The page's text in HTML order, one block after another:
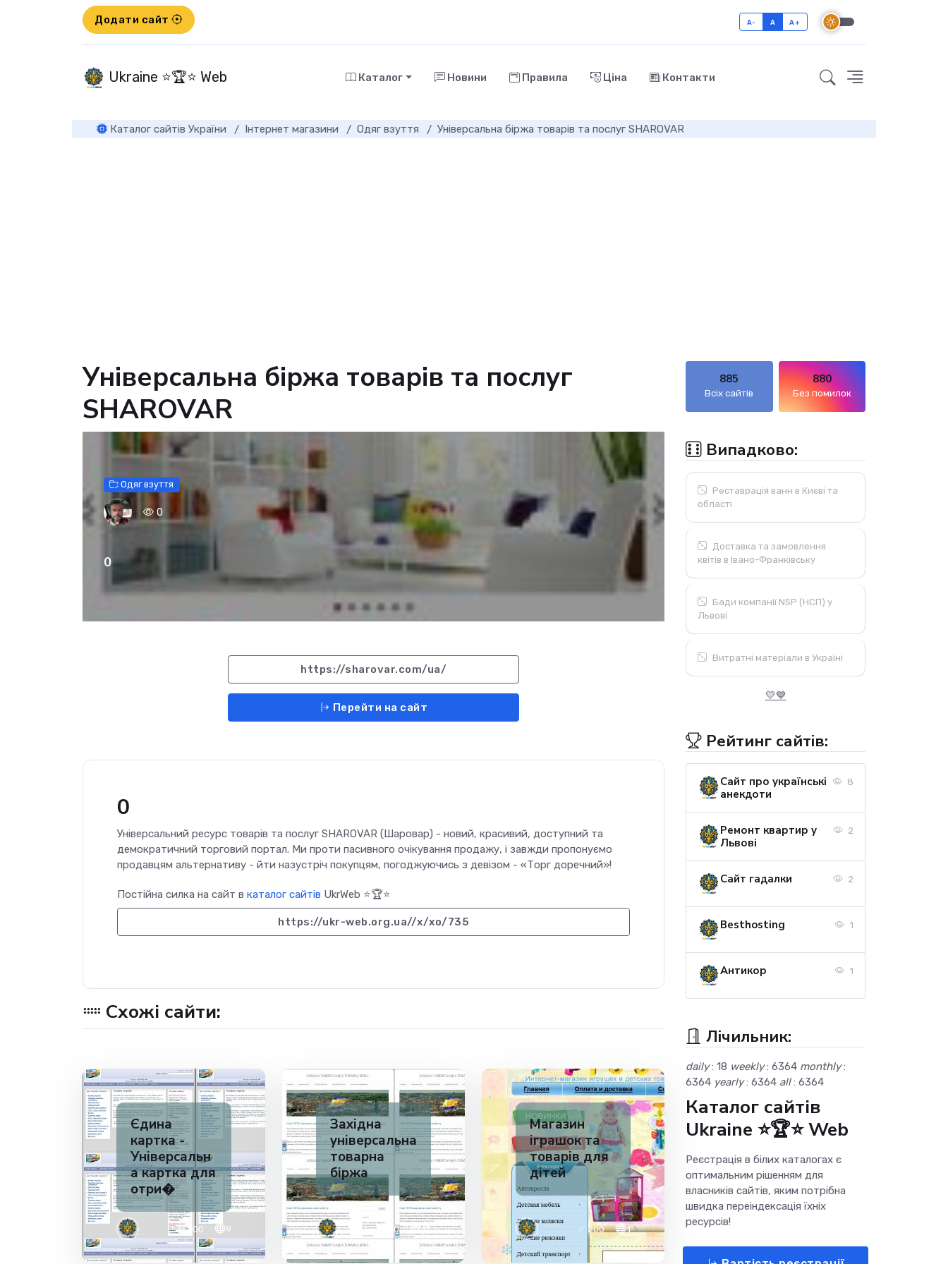
Додати сайт A- A A+
Ukraine ⭐🏆⭐ Web Каталог Новини Правила Ціна Контакти
Каталог сайтів України Інтернет магазини Одяг взуття Універсальна біржа товарів та послуг SHAROVAR
Універсальна біржа товарів та послуг
SHAROVAR
Одяг взуття
0
0
https://sharovar.com/ua/
Перейти на сайт
0
Універсальний ресурс товарів та послуг SHAROVAR (Шаровар) - новий, красивий, доступний та
демократичний торговий портал. Ми проти пасивного очікування продажу, і завжди пропонуємо
продавцям альтернативу - йти назустріч покупцям, погоджуючись з девізом - «Торг доречний»!
Постійна силка на сайт в каталог сайтів UkrWeb ⭐🏆⭐
https://ukr-web.org.ua//x/xo/735
Схожі сайти:
Єдина
картка -
Універсальн
а картка для
отри�
✅ 200 9
Західна
універсальна
товарна
біржа
✅ 200 13
Магазин
іграшок та
товарів для
дітей
✅ 200 1
885
Всіх сайтів
880
Без помилок
Випадково:
Реставрація ванн в Києві та
області
Доставка та замовлення
квітів в Івано-Франківську
Бади компанії NSP (НСП) у
Львові
Витратні матеріали в Україні
💛💙
Рейтинг сайтів:
Сайт про українські
анекдоти
8
Ремонт квартир у
Львові
2
Сайт гадалки 2
Besthosting 1
Антикор 1
Лічильник:
daily: 18 weekly: 6364 monthly:
6364 yearly: 6364 all: 6364
Каталог сайтів
Ukraine ⭐🏆⭐ Web
Реєстрація в білих каталогах є
оптимальним рішенням для
власників сайтів, яким потрібна
швидка переіндексація їхніх
ресурсів!